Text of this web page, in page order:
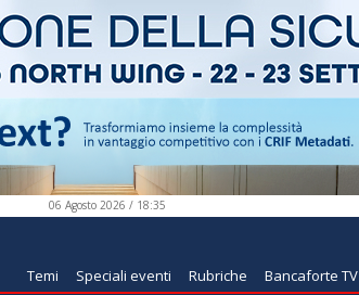
06 Agosto 2026 / 18:35
Temi Speciali eventi Rubriche Bancaforte TV